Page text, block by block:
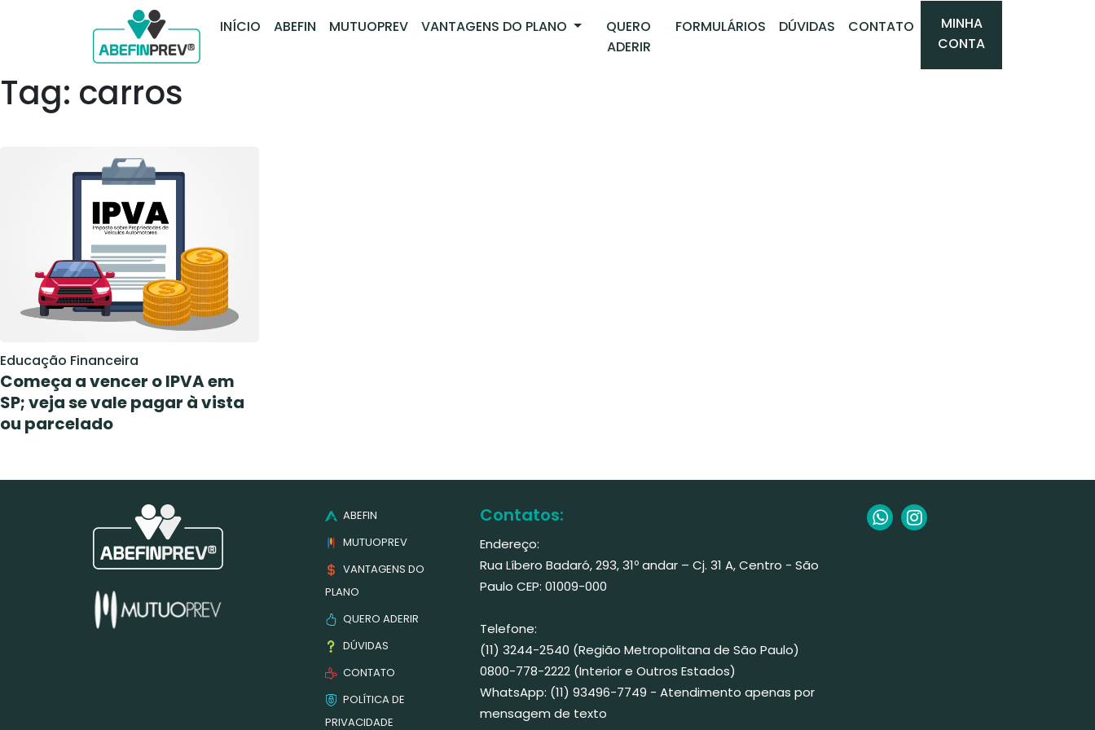
INÍCIO ABEFIN MUTUOPREV VANTAGENS DO PLANO
QUERO
ADERIR
FORMULÁRIOS DÚVIDAS CONTATO
MINHA
CONTA
Tag: carros
Educação Financeira
Começa a vencer o IPVA em
SP; veja se vale pagar à vista
ou parcelado
ABEFIN
MUTUOPREV
VANTAGENS DO
PLANO
QUERO ADERIR
DÚVIDAS
CONTATO
POLÍTICA DE
PRIVACIDADE
Contatos:
Endereço:
Rua Líbero Badaró, 293, 31º andar – Cj. 31 A, Centro - São
Paulo CEP: 01009-000
Telefone:
(11) 3244-2540 (Região Metropolitana de São Paulo)
0800-778-2222 (Interior e Outros Estados)
WhatsApp: (11) 93496-7749 - Atendimento apenas por
mensagem de texto